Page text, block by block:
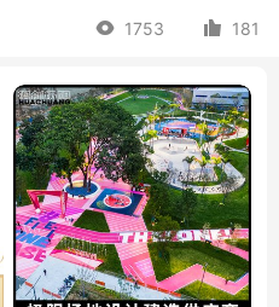
1753 181